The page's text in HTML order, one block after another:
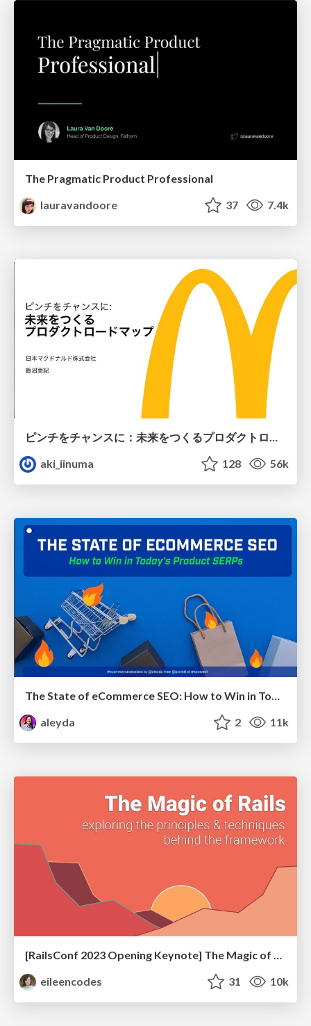
The Pragmatic Product Professional
lauravandoore
37 7.4k
ピンチをチャンスに：未来をつくるプロダクトロードマップ #pmconf2020
aki_iinuma
128 56k
The State of eCommerce SEO: How to Win in Today's Products SERPs - #SEOweek
aleyda
2 11k
[RailsConf 2023 Opening Keynote] The Magic of Rails
eileencodes
31 10k